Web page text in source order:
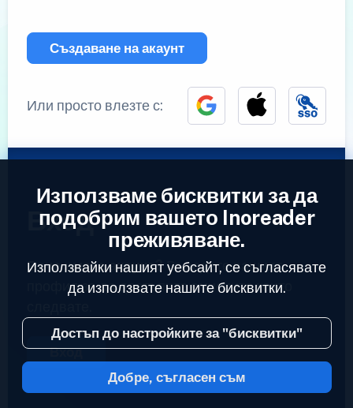
Създаване на акаунт
Или просто влезте с:
Вход
Вече имате акаунт?Въведете вашият
профил за да достъпите емисиите които
Вход
2023 © Inoreader
Използваме бисквитки за да
подобрим вашето Inoreader
преживяване.
Използвайки нашият уебсайт, се съгласявате
да използвате нашите бисквитки.
Достъп до настройките за "бисквитки"
Добре, съгласен съм